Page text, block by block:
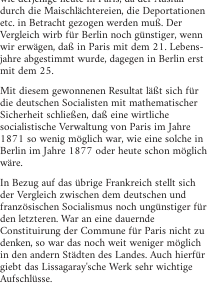
durch die Maischlächtereien, die Deportationen
etc. in Betracht gezogen werden muß. Der
Vergleich wirb für Berlin noch günstiger, wenn
wir erwägen, daß in Paris mit dem 21. Lebens-
jahre abgestimmt wurde, dagegen in Berlin erst
mit dem 25.
Mit diesem gewonnenen Resultat läßt sich für
die deutschen Socialisten mit mathematischer
Sicherheit schließen, daß eine wirtliche
socialistische Verwaltung von Paris im Jahre
1871 so wenig möglich war, wie eine solche in
Berlin im Jahre 1877 oder heute schon möglich
wäre.
In Bezug auf das übrige Frankreich stellt sich
der Vergleich zwischen dem deutschen und
französischen Socialismus noch ungünstiger für
den letzteren. War an eine dauernde
Constituirung der Commune für Paris nicht zu
denken, so war das noch weit weniger möglich
in den andern Städten des Landes. Auch hierfür
giebt das Lissagaray'sche Werk sehr wichtige